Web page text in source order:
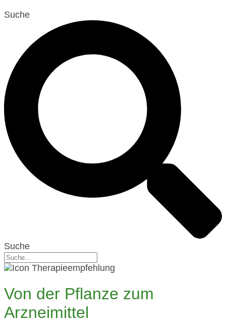
Suche
Suche
Von der Pflanze zum
Arzneimittel